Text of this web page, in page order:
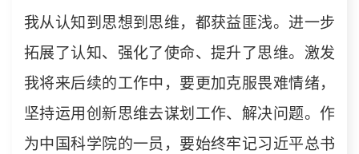
我从认知到思想到思维，都获益匪浅。进一步
拓展了认知、强化了使命、提升了思维。激发
我将来后续的工作中，要更加克服畏难情绪，
坚持运用创新思维去谋划工作、解决问题。作
为中国科学院的一员，要始终牢记习近平总书